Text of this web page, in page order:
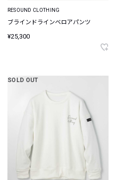
RESOUND CLOTHING
ブラインドラインベロアパンツ
¥25,300
SOLD OUT